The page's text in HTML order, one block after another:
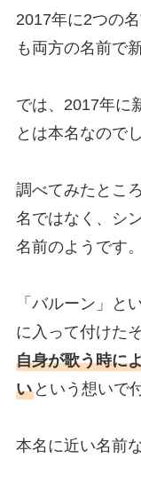
2017年に2つの
も両方の名前で
では、2017年に
とは本名なので
調べてみたとこ
名ではなく、シ
名前のようです。
「バルーン」と
に入って付けた
自身が歌う時に
いという想いで
本名に近い名前